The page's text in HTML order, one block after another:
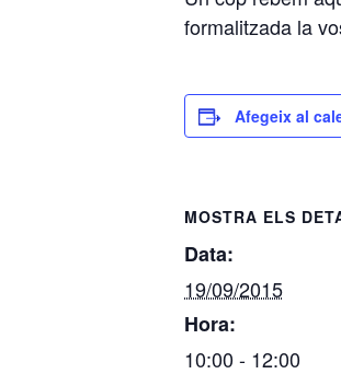
formalitzada la
Afegeix al
MOSTRA ELS
Data:
19/09/2015
Hora:
10:00 - 12:00